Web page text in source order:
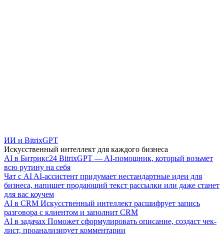
ИИ и BitrixGPT
Искусственный интеллект для каждого бизнеса
AI в Битрикс24 BitrixGPT — AI-помощник, который возьмет
всю рутину на себя
Чат с AI AI-ассистент придумает нестандартные идеи для
бизнеса, напишет продающий текст рассылки или даже станет
для вас коучем
AI в CRM Искусственный интеллект расшифрует запись
разговора с клиентом и заполнит CRM
AI в задачах Поможет сформулировать описание, создаст чек-
лист, проанализирует комментарии